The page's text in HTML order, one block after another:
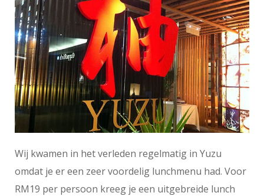
Wij kwamen in het verleden regelmatig in Yuzu
omdat je er een zeer voordelig lunchmenu had. Voor
RM19 per persoon kreeg je een uitgebreide lunch